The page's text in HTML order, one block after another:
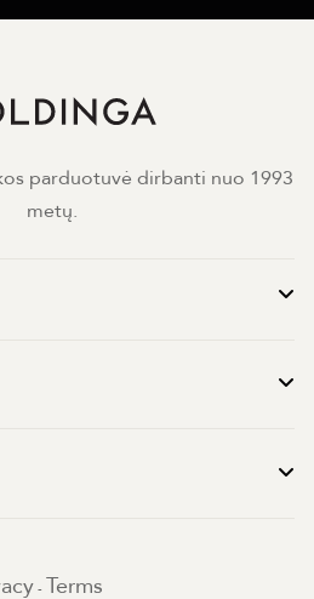
parduotuvė dirbanti nuo 1993
metų.
- Terms